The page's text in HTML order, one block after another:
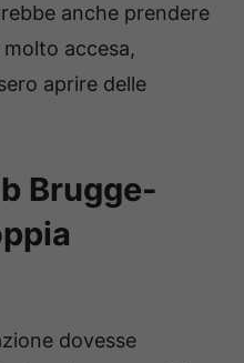
anche prendere
accesa,
aprire delle
Brugge-
dovesse